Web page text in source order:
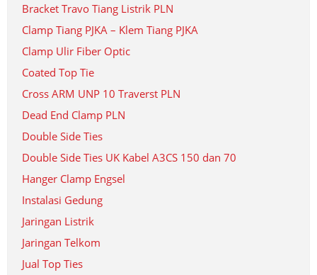
Bracket Travo Tiang Listrik PLN
Clamp Tiang PJKA – Klem Tiang PJKA
Clamp Ulir Fiber Optic
Coated Top Tie
Cross ARM UNP 10 Traverst PLN
Dead End Clamp PLN
Double Side Ties
Double Side Ties UK Kabel A3CS 150 dan 70
Hanger Clamp Engsel
Instalasi Gedung
Jaringan Listrik
Jaringan Telkom
Jual Top Ties